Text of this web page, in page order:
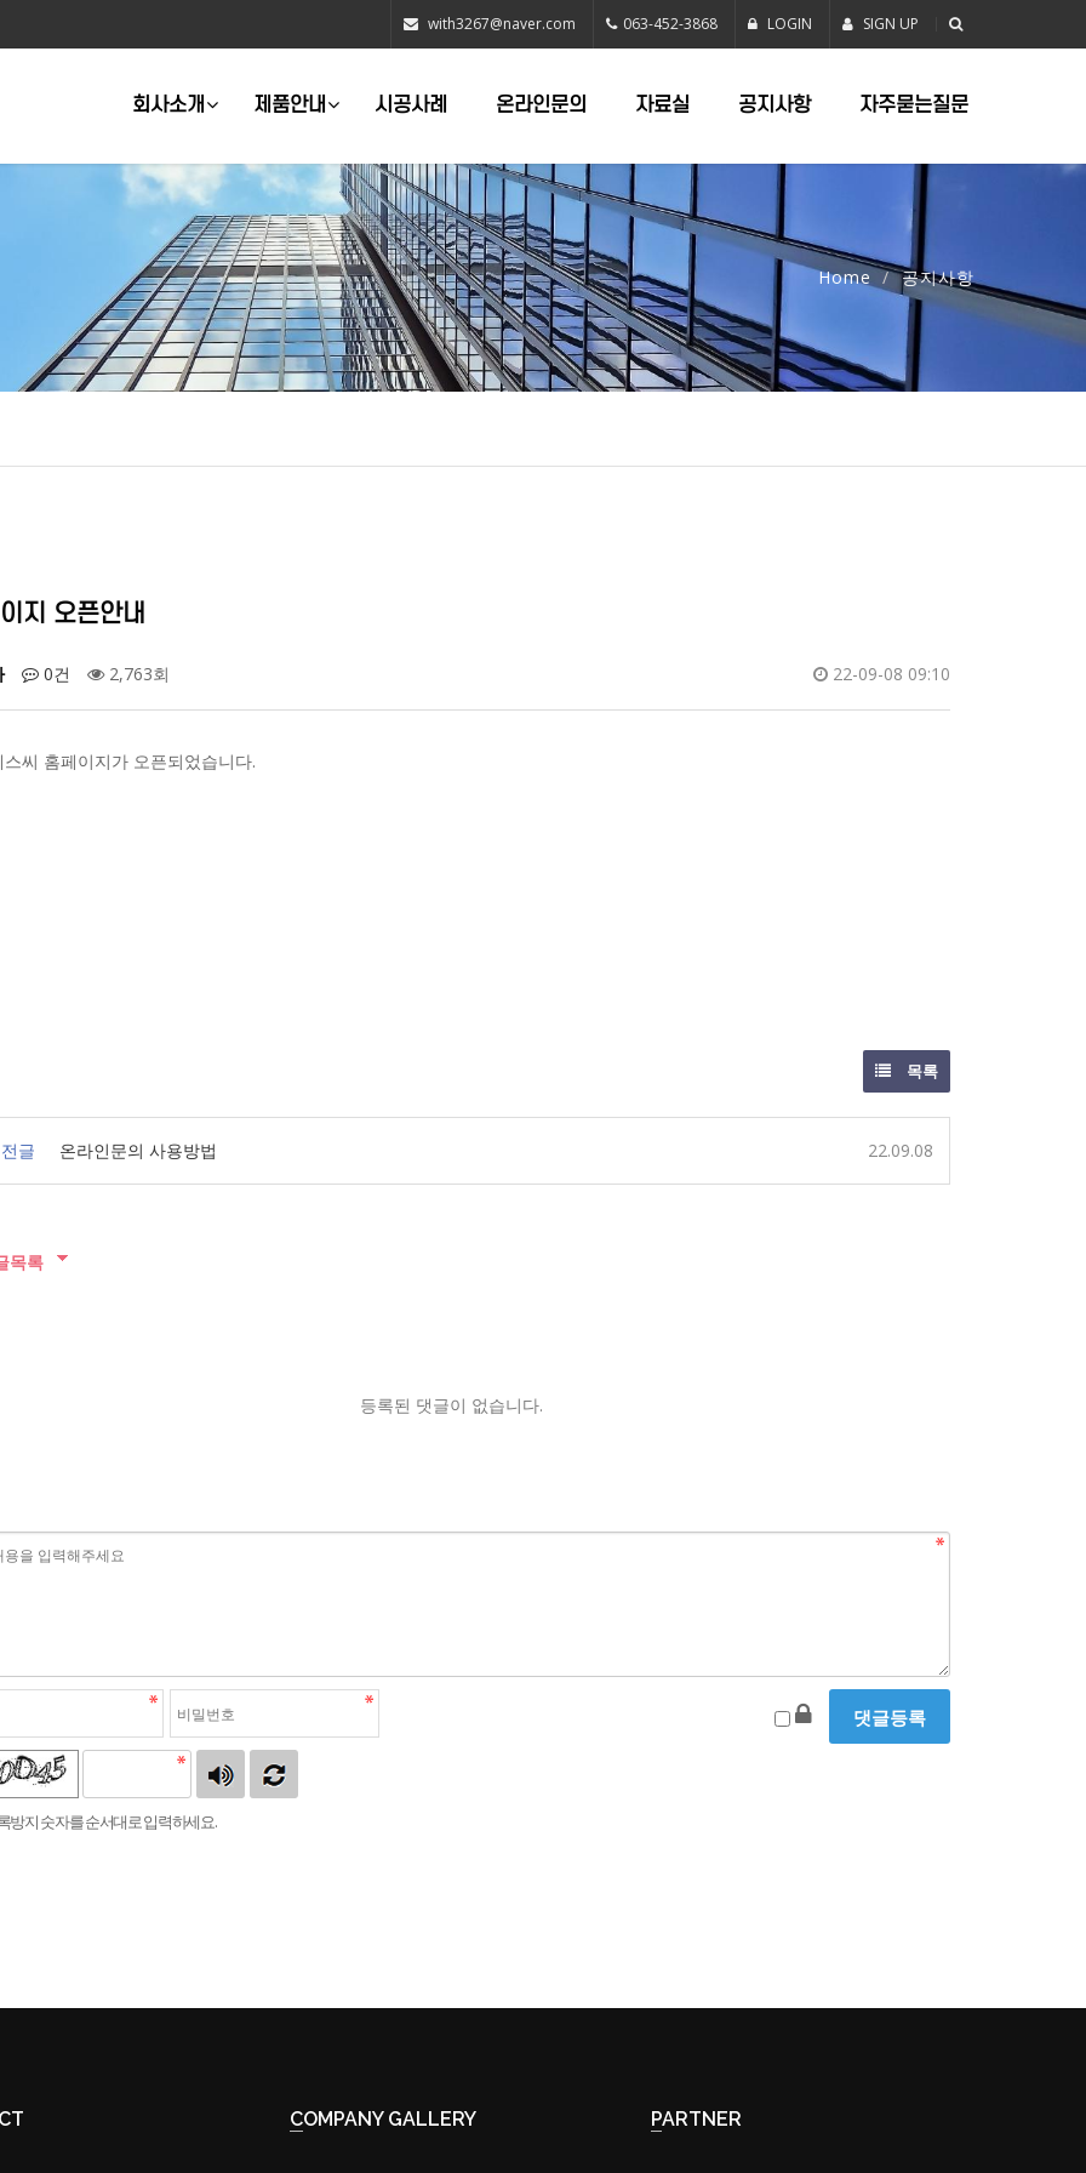
with3267@naver.com 063-452-3868 LOGIN SIGN UP
회사소개 제품안내 시공사례 온라인문의 자료실 공지사항 자주묻는질문
Home 공지사항
지 오픈안내
0건 2,763회 22-09-08 09:10
씨 홈페이지가 오픈되었습니다.
목록
글 온라인문의 사용방법 22.09.08
목록
등록된 댓글이 없습니다.
방지 숫자를 순서대로 입력하세요.
COMPANY GALLERY PARTNER